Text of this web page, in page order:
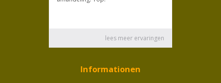
Informationen